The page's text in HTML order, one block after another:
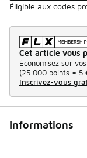
Éligible aux codes
Cet article vous
Économisez sur
(25 000 points = 5
Inscrivez-vous
Informations